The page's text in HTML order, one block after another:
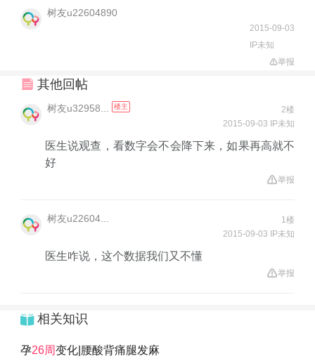
树友u22604890
2015-09-03
IP未知
举报
其他回帖
树友u32958... 楼主
2楼
2015-09-03 IP未知
医生说观查，看数字会不会降下来，如果再高就不
好
举报
树友u22604...
1楼
2015-09-03 IP未知
医生咋说，这个数据我们又不懂
举报
相关知识
孕26周变化|腰酸背痛腿发麻